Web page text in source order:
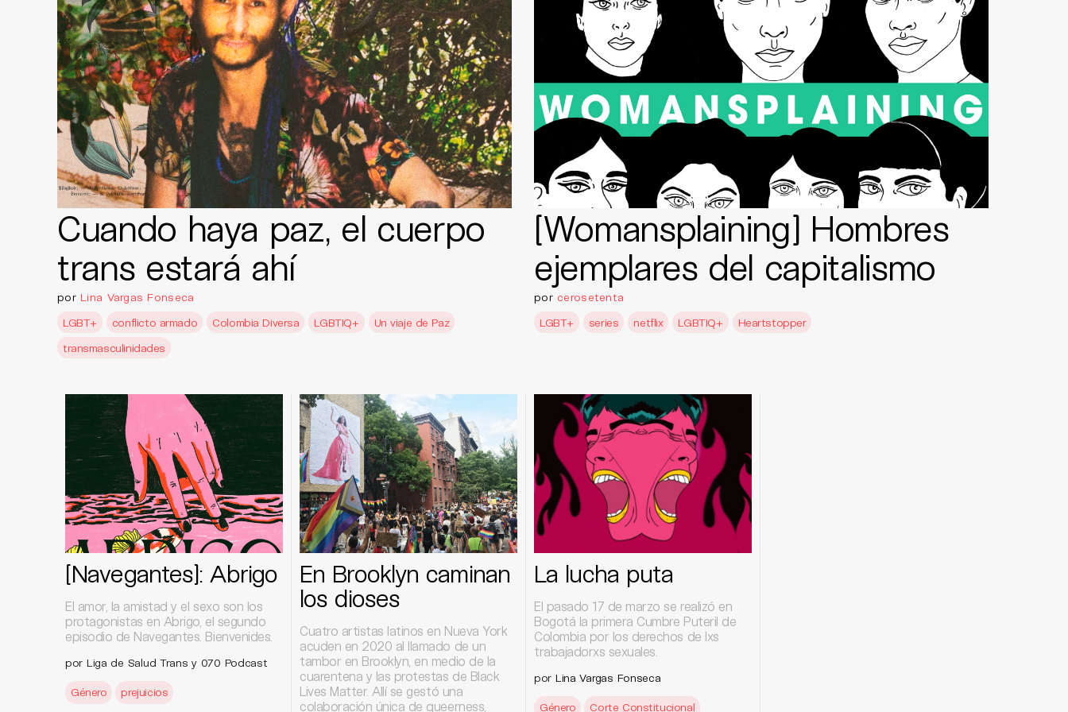
Cuando haya paz, el cuerpo
trans estará ahí
por Lina Vargas Fonseca
LGBT+
conflicto armado Colombia Diversa LGBTIQ+
Un viaje de Paz
transmasculinidades
[Womansplaining] Hombres
ejemplares del capitalismo
por cerosetenta
LGBT+
series netflix LGBTIQ+ Heartstopper
[Navegantes]: Abrigo
El amor, la amistad y el sexo son los
protagonistas en Abrigo, el segundo
episodio de Navegantes. Bienvenides.
por Liga de Salud Trans y 070 Podcast
Género prejuicios
En Brooklyn caminan
los dioses
Cuatro artistas latinos en Nueva York
acuden en 2020 al llamado de un
tambor en Brooklyn, en medio de la
cuarentena y las protestas de Black
Lives Matter. Allí se gestó una
colaboración única de queerness,
La lucha puta
El pasado 17 de marzo se realizó en
Bogotá la primera Cumbre Puteril de
Colombia por los derechos de lxs
trabajadorxs sexuales.
por Lina Vargas Fonseca
Género Corte Constitucional